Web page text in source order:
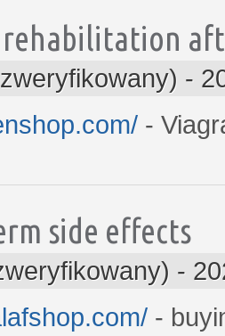
rehabilitation
-
-
side effects
-
-